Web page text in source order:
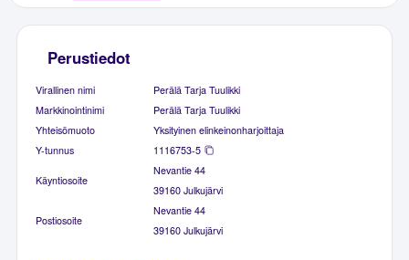
Perustiedot
Virallinen nimi
Perälä Tarja Tuulikki
Markkinointinimi
Perälä Tarja Tuulikki
Yhteisömuoto
Yksityinen elinkeinonharjoittaja
Y-tunnus
1116753-5
Käyntiosoite
Nevantie 44
39160 Julkujärvi
Postiosoite
Nevantie 44
39160 Julkujärvi